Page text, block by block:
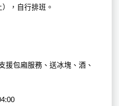
，自行排班。
援包廂服務、送冰塊、酒、